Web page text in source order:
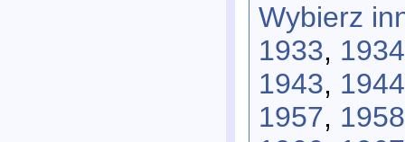
Wybierz
1933, 1934
1943, 1944
1957, 1958